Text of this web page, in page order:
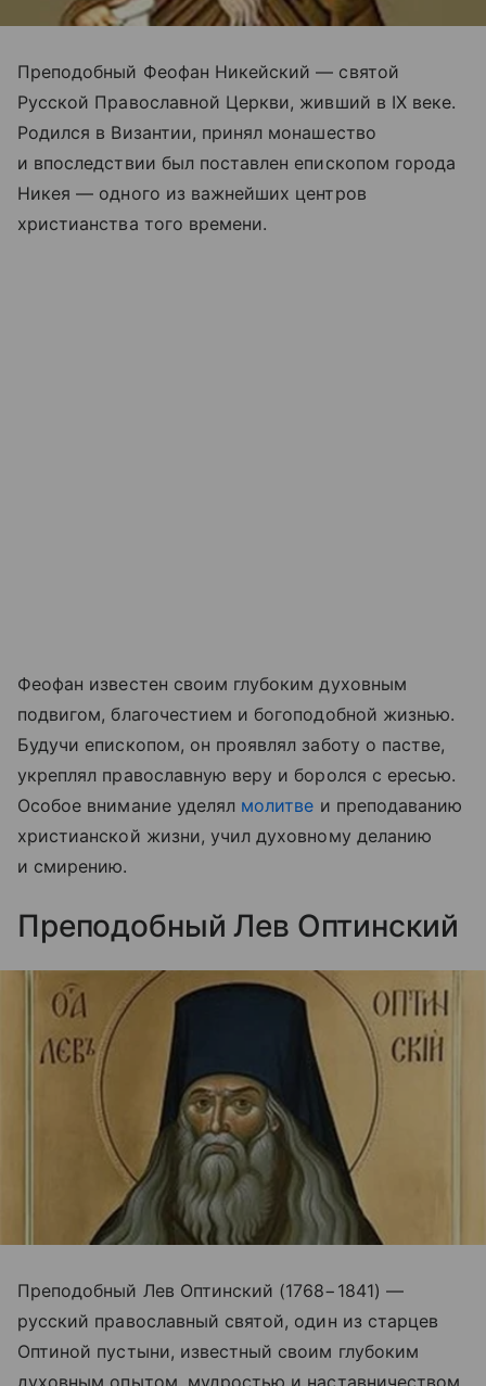
Преподобный Феофан Никейский — святой
Русской Православной Церкви, живший в IX веке.
Родился в Византии, принял монашество
и впоследствии был поставлен епископом города
Никея — одного из важнейших центров
христианства того времени.
Феофан известен своим глубоким духовным
подвигом, благочестием и богоподобной жизнью.
Будучи епископом, он проявлял заботу о пастве,
укреплял православную веру и боролся с ересью.
Особое внимание уделял молитве и преподаванию
христианской жизни, учил духовному деланию
и смирению.
Преподобный Лев Оптинский
Преподобный Лев Оптинский (1768−1841) —
русский православный святой, один из старцев
Оптиной пустыни, известный своим глубоким